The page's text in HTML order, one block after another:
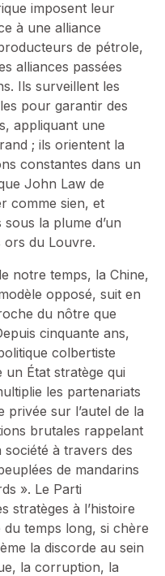
imposent leur
à une alliance
de pétrole,
alliances passées
Ils surveillent les
pour garantir des
appliquant une
; ils orientent la
constantes dans un
John Law de
comme sien, et
la plume d’un
ors du Louvre.
notre temps, la Chine,
opposé, suit en
du nôtre que
cinquante ans,
colbertiste
un État stratège qui
les partenariats
privée sur l’autel de la
brutales rappelant
à travers des
de mandarins
». Le Parti
stratèges à l’histoire
temps long, si chère
la discorde au sein
la corruption, la